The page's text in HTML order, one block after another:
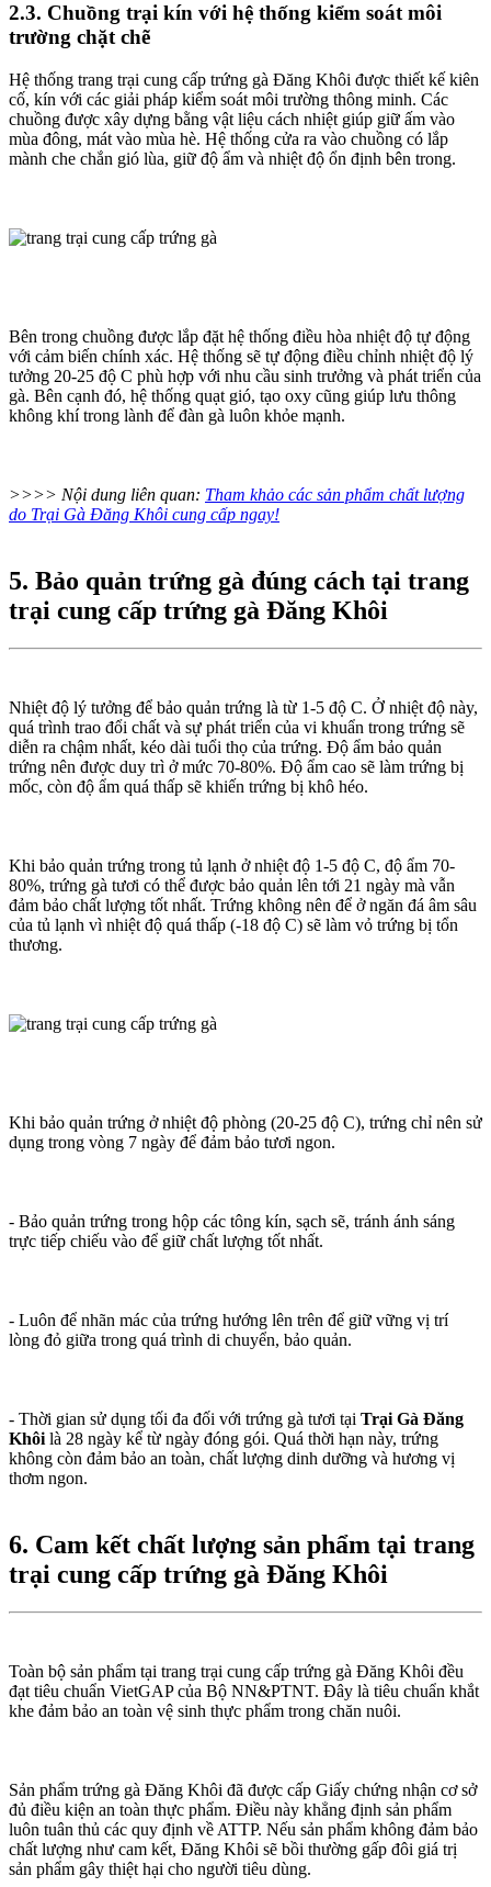
2.3. Chuồng trại kín với hệ thống kiểm soát môi
trường chặt chẽ
Hệ thống trang trại cung cấp trứng gà Đăng Khôi được thiết kế kiên
cố, kín với các giải pháp kiểm soát môi trường thông minh. Các
chuồng được xây dựng bằng vật liệu cách nhiệt giúp giữ ấm vào
mùa đông, mát vào mùa hè. Hệ thống cửa ra vào chuồng có lắp
mành che chắn gió lùa, giữ độ ẩm và nhiệt độ ổn định bên trong.
Bên trong chuồng được lắp đặt hệ thống điều hòa nhiệt độ tự động
với cảm biến chính xác. Hệ thống sẽ tự động điều chỉnh nhiệt độ lý
tưởng 20-25 độ C phù hợp với nhu cầu sinh trưởng và phát triển của
gà. Bên cạnh đó, hệ thống quạt gió, tạo oxy cũng giúp lưu thông
không khí trong lành để đàn gà luôn khỏe mạnh.
>>>> Nội dung liên quan: Tham khảo các sản phẩm chất lượng
do Trại Gà Đăng Khôi cung cấp ngay!
5. Bảo quản trứng gà đúng cách tại trang
trại cung cấp trứng gà Đăng Khôi
Nhiệt độ lý tưởng để bảo quản trứng là từ 1-5 độ C. Ở nhiệt độ này,
quá trình trao đổi chất và sự phát triển của vi khuẩn trong trứng sẽ
diễn ra chậm nhất, kéo dài tuổi thọ của trứng. Độ ẩm bảo quản
trứng nên được duy trì ở mức 70-80%. Độ ẩm cao sẽ làm trứng bị
mốc, còn độ ẩm quá thấp sẽ khiến trứng bị khô héo.
Khi bảo quản trứng trong tủ lạnh ở nhiệt độ 1-5 độ C, độ ẩm 70-
80%, trứng gà tươi có thể được bảo quản lên tới 21 ngày mà vẫn
đảm bảo chất lượng tốt nhất. Trứng không nên để ở ngăn đá âm sâu
của tủ lạnh vì nhiệt độ quá thấp (-18 độ C) sẽ làm vỏ trứng bị tổn
thương.
Khi bảo quản trứng ở nhiệt độ phòng (20-25 độ C), trứng chỉ nên sử
dụng trong vòng 7 ngày để đảm bảo tươi ngon.
- Bảo quản trứng trong hộp các tông kín, sạch sẽ, tránh ánh sáng
trực tiếp chiếu vào để giữ chất lượng tốt nhất.
- Luôn để nhãn mác của trứng hướng lên trên để giữ vững vị trí
lòng đỏ giữa trong quá trình di chuyển, bảo quản.
- Thời gian sử dụng tối đa đối với trứng gà tươi tại Trại Gà Đăng
Khôi là 28 ngày kể từ ngày đóng gói. Quá thời hạn này, trứng
không còn đảm bảo an toàn, chất lượng dinh dưỡng và hương vị
thơm ngon.
6. Cam kết chất lượng sản phẩm tại trang
trại cung cấp trứng gà Đăng Khôi
Toàn bộ sản phẩm tại trang trại cung cấp trứng gà Đăng Khôi đều
đạt tiêu chuẩn VietGAP của Bộ NN&PTNT. Đây là tiêu chuẩn khắt
khe đảm bảo an toàn vệ sinh thực phẩm trong chăn nuôi.
Sản phẩm trứng gà Đăng Khôi đã được cấp Giấy chứng nhận cơ sở
đủ điều kiện an toàn thực phẩm. Điều này khẳng định sản phẩm
luôn tuân thủ các quy định về ATTP. Nếu sản phẩm không đảm bảo
chất lượng như cam kết, Đăng Khôi sẽ bồi thường gấp đôi giá trị
sản phẩm gây thiệt hại cho người tiêu dùng.